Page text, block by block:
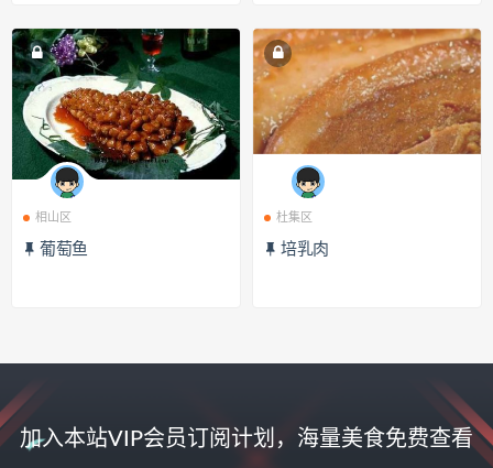
相山区
葡萄鱼
杜集区
培乳肉
加入本站VIP会员订阅计划，海量美食免费查看